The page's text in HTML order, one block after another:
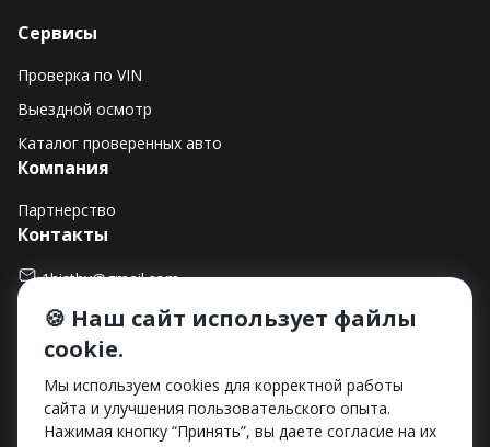
Сервисы
Проверка по VIN
Выездной осмотр
Каталог проверенных авто
Компания
Партнерство
Контакты
1histby@gmail.com
+375 (29) 182-90-00
г. Минск, ул. Макаенка, д. 12Е, пом. 282
Способы оплаты
🍪 Наш сайт использует файлы
cookie.
Мы используем cookies для корректной работы
сайта и улучшения пользовательского опыта.
Нажимая кнопку “Принять”, вы даете согласие на их